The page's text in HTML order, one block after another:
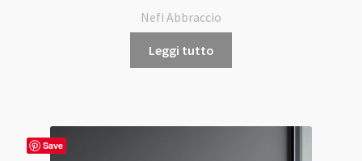
Nefi Abbraccio
Leggi tutto
Save